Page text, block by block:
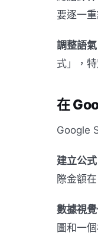
要逐一重
調整語氣
式」，
在
Google
建立公式
際金額
數據視
圖和一